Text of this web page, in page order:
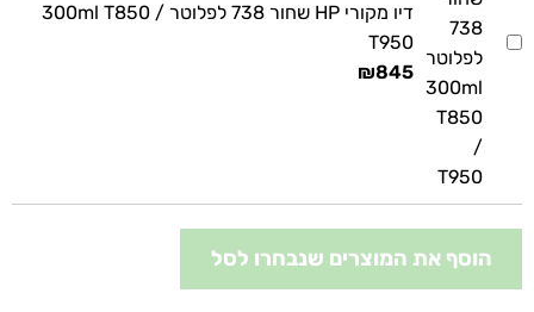
דיו מקורי HP שחור 738 לפלוטר 300ml T850 /
T950
₪845
הוסף את המוצרים שנבחרו לסל